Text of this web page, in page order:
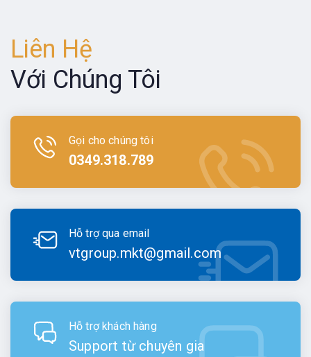
Liên Hệ
Với Chúng Tôi
Gọi cho chúng tôi
0349.318.789
Hỗ trợ qua email
vtgroup.mkt@gmail.com
Hỗ trợ khách hàng
Support từ chuyên gia